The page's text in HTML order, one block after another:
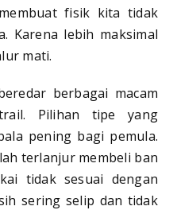
fisik kita tidak
Karena lebih maksimal
mati.
berbagai macam
Pilihan tipe yang
pening bagi pemula.
terlanjur membeli ban
tidak sesuai dengan
sering selip dan tidak